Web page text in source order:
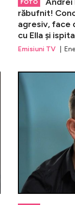
FOTO
răbufnit!
agresiv, face
cu Ella și
Emisiuni TV |
Ella atrage